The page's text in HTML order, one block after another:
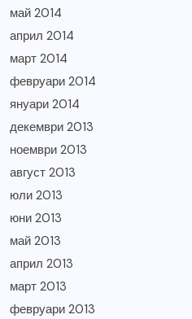
май 2014
април 2014
март 2014
февруари 2014
януари 2014
декември 2013
ноември 2013
август 2013
юли 2013
юни 2013
май 2013
април 2013
март 2013
февруари 2013